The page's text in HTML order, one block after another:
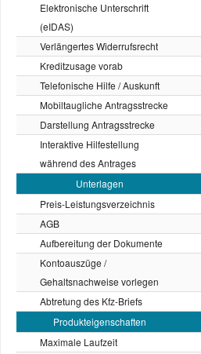
Elektronische Unterschrift
(eIDAS)
Verlängertes Widerrufsrecht
Kreditzusage vorab
Telefonische Hilfe / Auskunft
Mobiltaugliche Antragsstrecke
Darstellung Antragsstrecke
Interaktive Hilfestellung
während des Antrages
Unterlagen
Preis-Leistungs­verzeichnis
AGB
Aufbereitung der Dokumente
Kontoauszüge /
Gehaltsnachweise vorlegen
Abtretung des Kfz-Briefs
Produkteigenschaften
Maximale Laufzeit